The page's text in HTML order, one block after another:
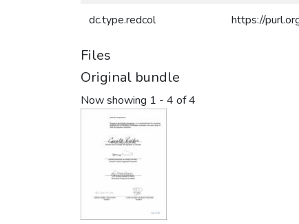
dc.type.redcol https://
Files
Original bundle
Now showing 1 - 4 of 4